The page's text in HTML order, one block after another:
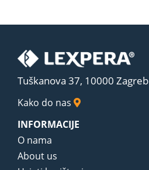
Tuškanova 37, 10000 Zagreb
Kako do nas
INFORMACIJE
O nama
About us